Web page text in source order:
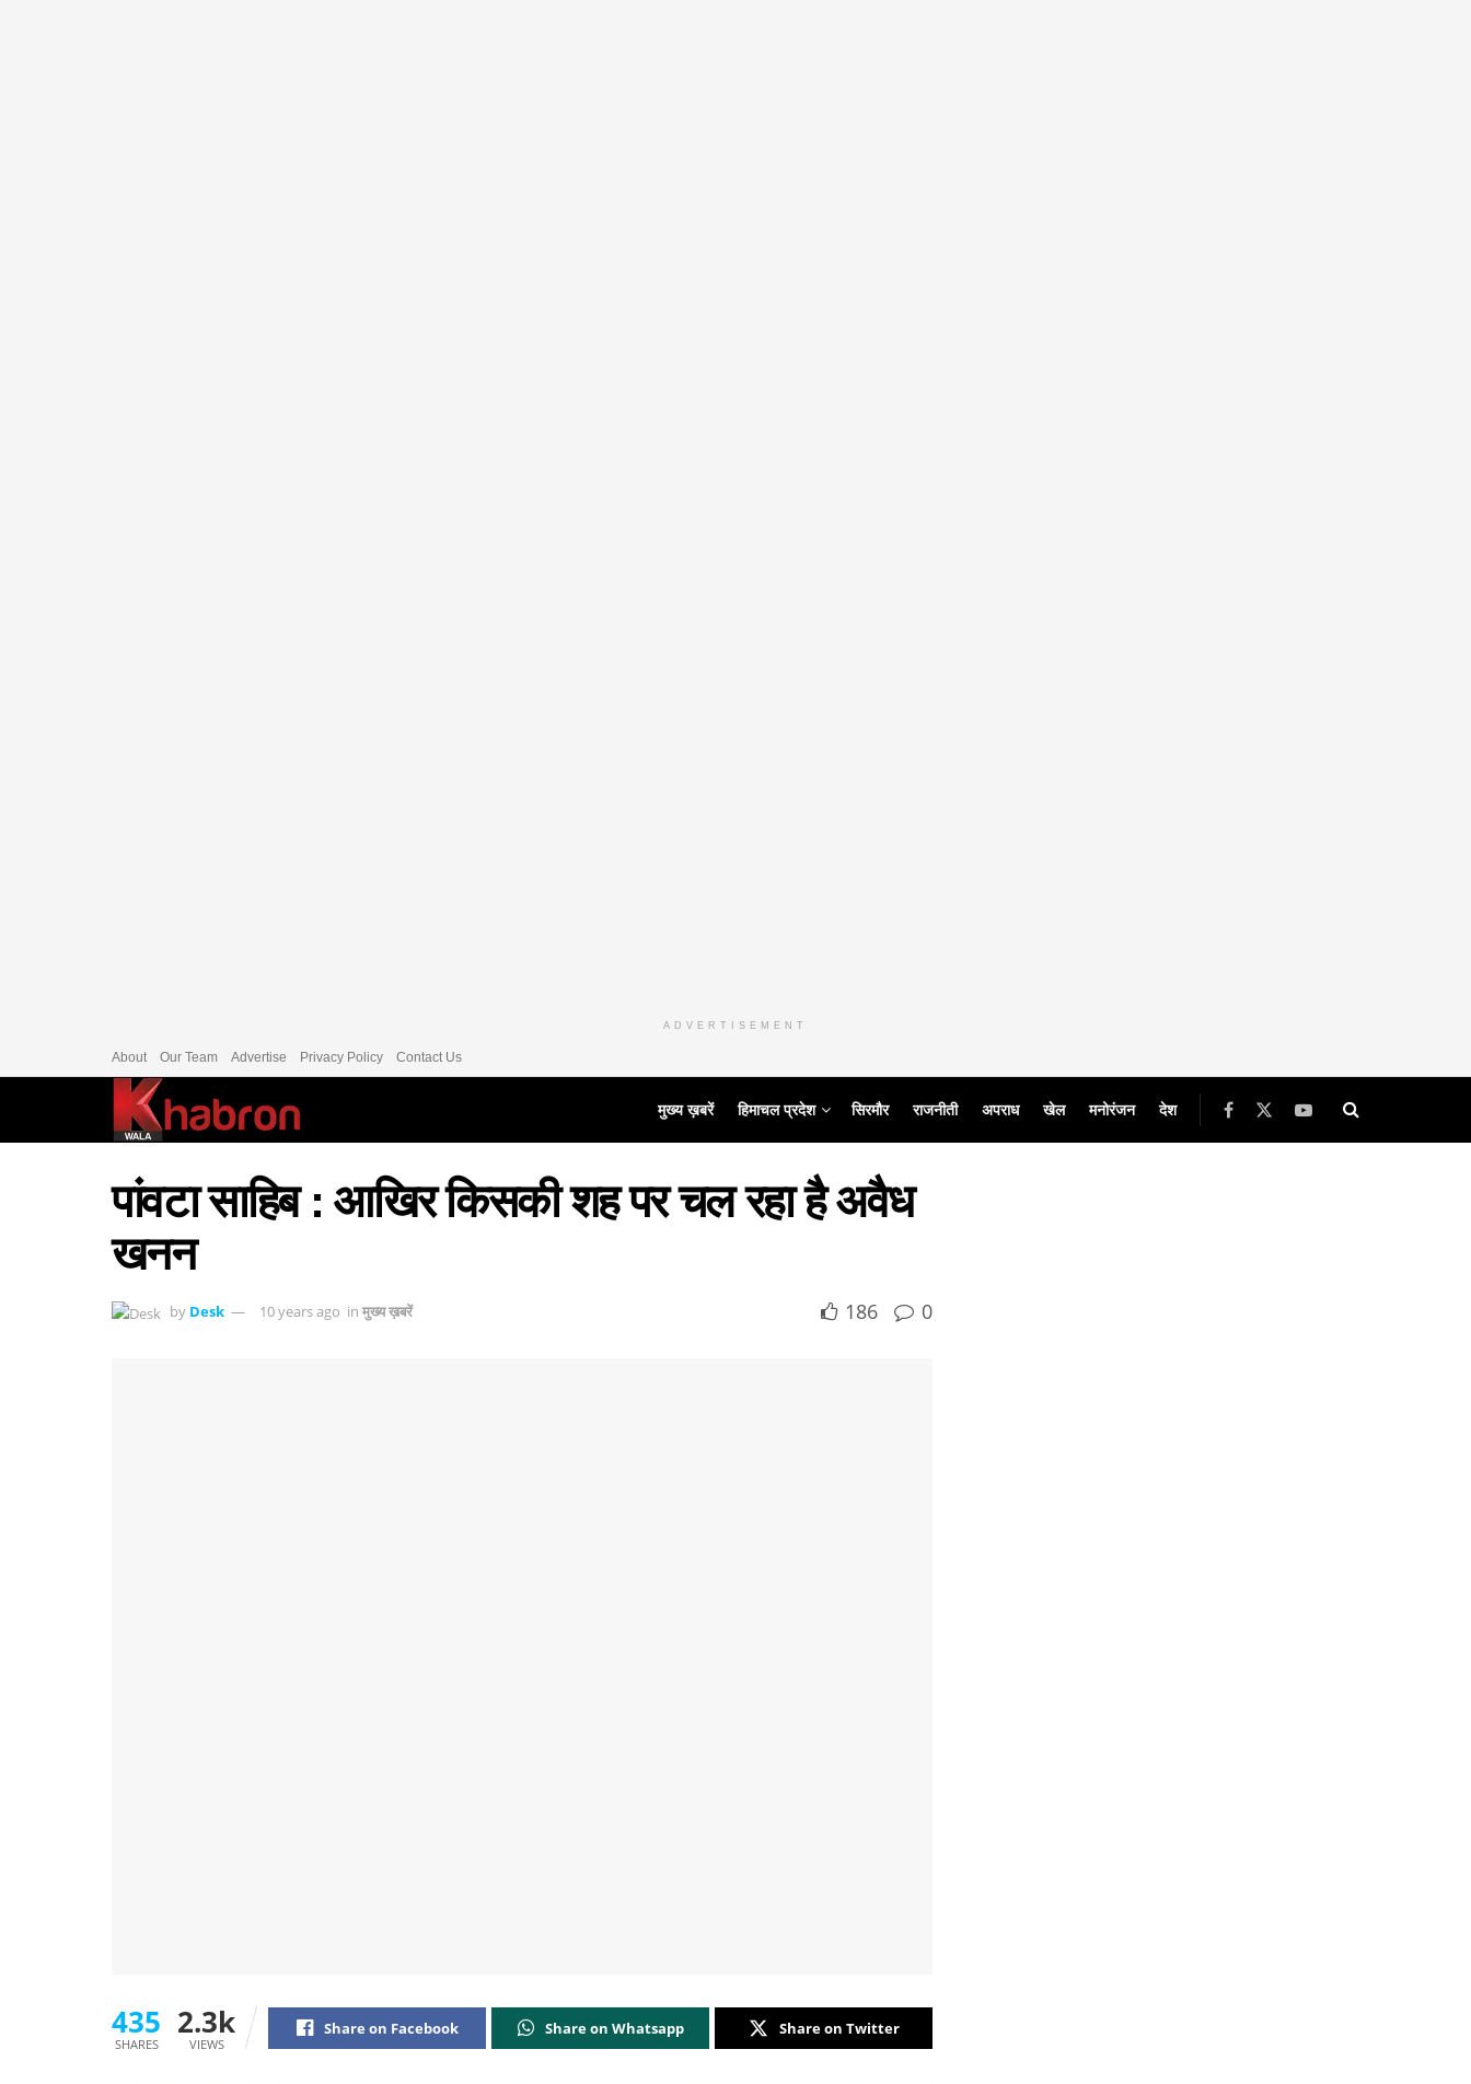
ADVERTISEMENT
About Our Team Advertise Privacy Policy Contact Us
मुख्य ख़बरें हिमाचल प्रदेश सिरमौर राजनीती अपराध खेल मनोरंजन देश
पांवटा साहिब : आखिर किसकी शह पर चल रहा है अवैध
खनन
by Desk 10 years ago in मुख्य ख़बरें 186 0
435
SHARES
2.3k
VIEWS
Share on Facebook Share on Whatsapp Share on Twitter